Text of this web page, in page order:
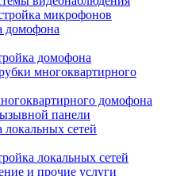
микрофонов
домофона
домофона
многоквартирного
домофона
панели
сетей
локальных сетей
и прочие услуги